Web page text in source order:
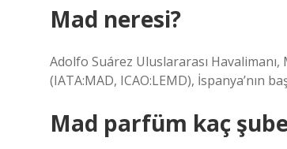
Mad neresi?
Adolfo Suárez Uluslararası
(IATA:MAD, ICAO:LEMD), İspanya’nın
Mad parfüm kaç